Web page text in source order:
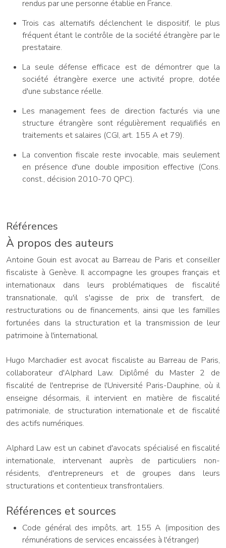
rendus par une personne établie en France.
Trois cas alternatifs déclenchent le dispositif, le plus
fréquent étant le contrôle de la société étrangère par le
prestataire.
La seule défense efficace est de démontrer que la
société étrangère exerce une activité propre, dotée
d'une substance réelle.
Les management fees de direction facturés via une
structure étrangère sont régulièrement requalifiés en
traitements et salaires (CGI, art. 155 A et 79).
La convention fiscale reste invocable, mais seulement
en présence d'une double imposition effective (Cons.
const., décision 2010-70 QPC).
Références
À propos des auteurs
Antoine Gouin est avocat au Barreau de Paris et conseiller
fiscaliste à Genève. Il accompagne les groupes français et
internationaux dans leurs problématiques de fiscalité
transnationale, qu'il s'agisse de prix de transfert, de
restructurations ou de financements, ainsi que les familles
fortunées dans la structuration et la transmission de leur
patrimoine à l'international.
Hugo Marchadier est avocat fiscaliste au Barreau de Paris,
collaborateur d'Alphard Law. Diplômé du Master 2 de
fiscalité de l'entreprise de l'Université Paris-Dauphine, où il
enseigne désormais, il intervient en matière de fiscalité
patrimoniale, de structuration internationale et de fiscalité
des actifs numériques.
Alphard Law est un cabinet d'avocats spécialisé en fiscalité
internationale, intervenant auprès de particuliers non-
résidents, d'entrepreneurs et de groupes dans leurs
structurations et contentieux transfrontaliers.
Références et sources
Code général des impôts, art. 155 A (imposition des
rémunérations de services encaissées à l'étranger)